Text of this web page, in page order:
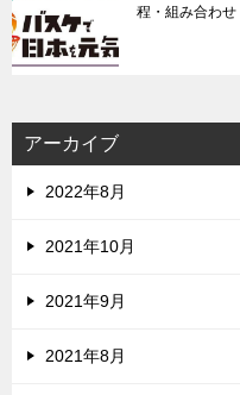
程・組み合わ
アーカイブ
2022年8月
2021年10月
2021年9月
2021年8月